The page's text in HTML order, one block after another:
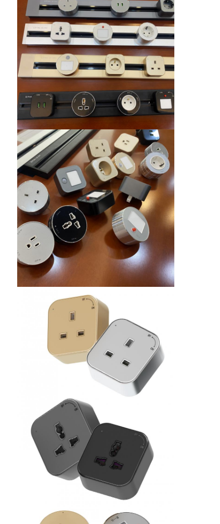
Aperçu
Produits
A propos de nous
Visite d'usine
Contrôle de la qualité
Contact
Parlez Maintenant.
Tableaux interactifs
Système de conférence
Ascenseur de moniteur LCD
Moniteur à défilement
Une prise de bureau pop-up
Coupe d'alimentation en retrait
Socket d'extension en retrait
Sockets de prise de tour
Boîte de connexion de table de conférence
Socket de sortie hydraulique
Socket coulissant
prise de courant de bureau
Socket de piste
Tape électrique montée sur la table